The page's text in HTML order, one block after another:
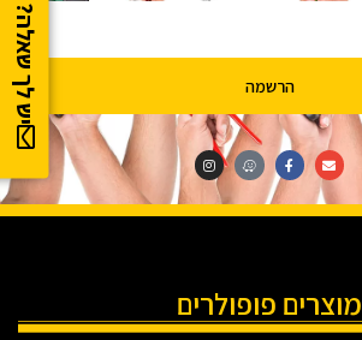
יש לך שאלה? הרשמה
מוצרים פופולרים